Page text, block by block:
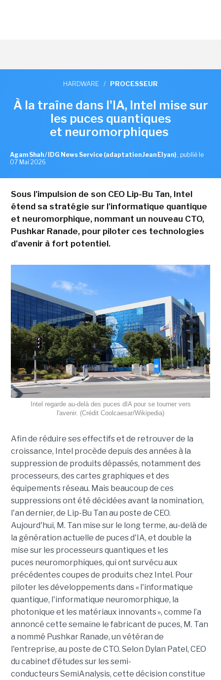
HARDWARE / PROCESSEUR
À la traîne dans l'IA, Intel mise sur
les puces quantiques
et neuromorphiques
Agam Shah / IDG News Service (adaptation Jean Elyan) , publié le
07 Mai 2026
Sous l'impulsion de son CEO Lip-Bu Tan, Intel
étend sa stratégie sur l'informatique quantique
et neuromorphique, nommant un nouveau CTO,
Pushkar Ranade, pour piloter ces technologies
d'avenir à fort potentiel.
Intel regarde au-delà des puces dIA pour se tourner vers
l'avenir. (Crédit Coolcaesar/Wikipedia)
Afin de réduire ses effectifs et de retrouver de la
croissance, Intel procède depuis des années à la
suppression de produits dépassés, notamment des
processeurs, des cartes graphiques et des
équipements réseau. Mais beaucoup de ces
suppressions ont été décidées avant la nomination,
l'an dernier, de Lip-Bu Tan au poste de CEO.
Aujourd'hui, M. Tan mise sur le long terme, au-delà de
la génération actuelle de puces d'IA, et double la
mise sur les processeurs quantiques et les
puces neuromorphiques, qui ont survécu aux
précédentes coupes de produits chez Intel. Pour
piloter les développements dans « l'informatique
quantique, l'informatique neuromorphique, la
photonique et les matériaux innovants », comme l’a
annoncé cette semaine le fabricant de puces, M. Tan
a nommé Pushkar Ranade, un vétéran de
l'entreprise, au poste de CTO. Selon Dylan Patel, CEO
du cabinet d’études sur les semi-
conducteurs SemiAnalysis, cette décision constitue